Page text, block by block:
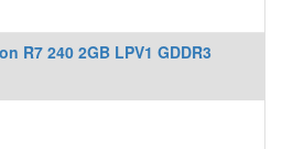
R7 240 2GB LPV1 GDDR3